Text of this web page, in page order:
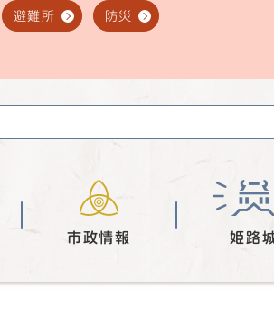
避難所 防災
市政情報 姫路